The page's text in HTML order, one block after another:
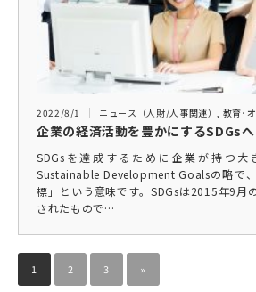
2022/8/1 ニュース（人財/人事関連）, 教育･
企業の経済活動を豊かにするSDGs
SDGsを達成するために企業が持つ大
Sustainable Development Goalsの略で
標」という意味です。SDGsは2015年9月
されたもので…
1 2 3 »